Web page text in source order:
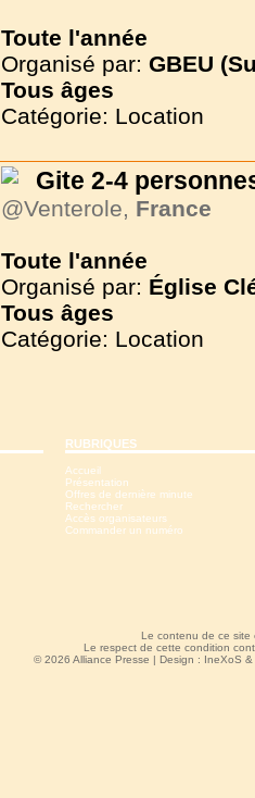
Toute l'année
Organisé par: GBEU
Tous âges
Catégorie: Location
Gite 2-4
@Venterole, France
Toute l'année
Organisé par: Église
Tous âges
Catégorie: Location
RUBRIQUES
Accueil
Présentation
Offres de dernière minute
Rechercher
Accès organisateurs
Commander un numéro
Le contenu de ce site
Le respect de cette condition
© 2026 Alliance Presse | Design : IneXoS &